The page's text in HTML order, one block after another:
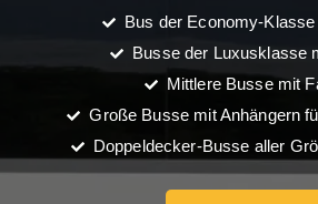
Bus der Economy-
Busse der Luxusklasse
Mittlere Busse mit
Große Busse mit Anhängern
Doppeldecker-Busse aller